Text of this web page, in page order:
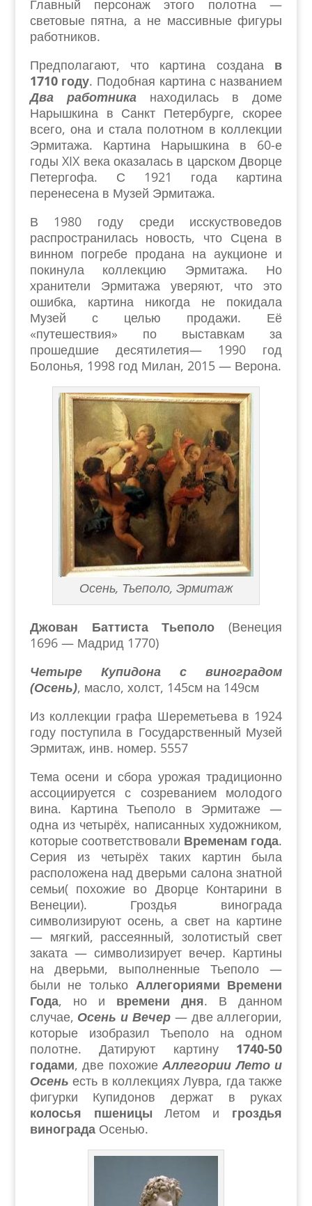
Главный персонаж этого полотна —
световые пятна, а не массивные фигуры
работников.
Предполагают, что картина создана в
1710 году. Подобная картина с названием
Два работниканаходилась в доме
Нарышкина в Санкт Петербурге, скорее
всего, она и стала полотном в коллекции
Эрмитажа. Картина Нарышкина в 60-е
годы XIX века оказалась в царском Дворце
Петергофа. С 1921 года картина
перенесена в Музей Эрмитажа.
В 1980 году среди исскуствоведов
распространилась новость, что Сцена в
винном погребе продана на аукционе и
покинула коллекцию Эрмитажа. Но
хранители Эрмитажа уверяют, что это
ошибка, картина никогда не покидала
Музей с целью продажи. Её
«путешествия» по выставкам за
прошедшие десятилетия— 1990 год
Болонья, 1998 год Милан, 2015 — Верона.
Осень, Тьеполо, Эрмитаж
Джован Баттиста Тьеполо (Венеция
1696 — Мадрид 1770)
Четыре Купидона с виноградом
(Осень), масло, холст, 145см на 149см
Из коллекции графа Шереметьева в 1924
году поступила в Государственный Музей
Эрмитаж, инв. номер. 5557
Тема осени и сбора урожая традиционно
ассоциируется с созреванием молодого
вина. Картина Тьеполо в Эрмитаже —
одна из четырёх, написанных художником,
которые соответствовали Временам года.
Серия из четырёх таких картин была
расположена над дверьми салона знатной
семьи( похожие во Дворце Контарини в
Венеции). Гроздья винограда
символизируют осень, а свет на картине
— мягкий, рассеянный, золотистый свет
заката — символизирует вечер. Картины
на дверьми, выполненные Тьеполо —
были не только Аллегориями Времени
Года, но и времени дня. В данном
случае, Осень и Вечер — две аллегории,
которые изобразил Тьеполо на одном
полотне. Датируют картину 1740-50
годами, две похожиеАллегории Лето и
Осень есть в коллекциях Лувра, гда также
фигурки Купидонов держат в руках
колосья пшеницы Летом и гроздья
виноградаОсенью.